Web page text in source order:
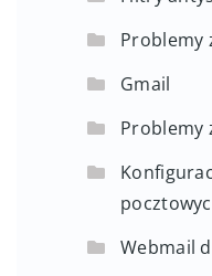
Problemy
Gmail
Problemy
Webmail